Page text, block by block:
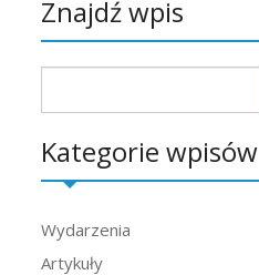
Znajdź wpis
Kategorie wpisów
Wydarzenia
Artykuły